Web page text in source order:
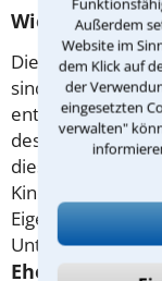
Außerdem
Website im
dem Klick auf
der
eingesetzten
verwalten"
Wie das
Die Regelungen
sind in
enthalten und
des
dieser
Kindeswohls, die
Unterhaltsrechts.